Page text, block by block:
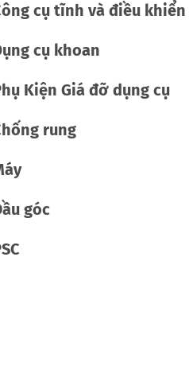
cụ tĩnh và điều khiển
cụ khoan
Kiện Giá đỡ dụng cụ
rung
góc